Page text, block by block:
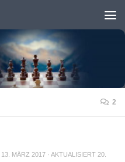
2
13. MÄRZ 2017 · AKTUALISIERT 20.